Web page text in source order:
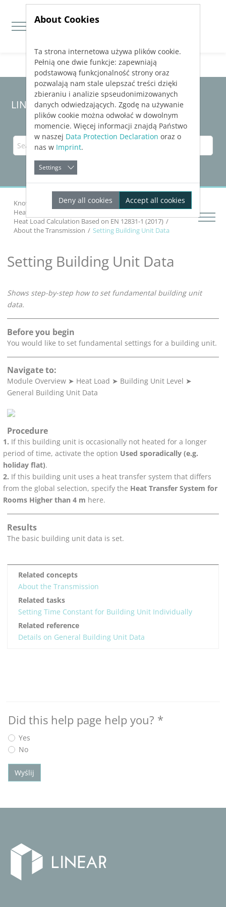
Jump directly to main navigation
Jump directly to content
LINEAR Solutions25for Revit
Knowledge Base Revit
Analyzing Buildings
Heat Load
Heat Load Calculation Based on EN 12831-1 (2017)
About the Transmission
Setting Building Unit Data
Setting Building Unit Data
Shows step-by-step how to set fundamental building unit
data.
Before you begin
You would like to set fundamental settings for a building unit.
Navigate to:
Module Overview ➤ Heat Load ➤ Building Unit Level ➤
General Building Unit Data
Procedure
If this building unit is occasionally not heated for a longer
period of time, activate the option Used sporadically (e.g.
holiday flat).
If this building unit uses a heat transfer system that differs
from the global selection, specify the Heat Transfer System for
Rooms Higher than 4 m here.
Results
The basic building unit data is set.
Related concepts
About the Transmission
Related tasks
Setting Time Constant for Building Unit Individually
Related reference
Details on General Building Unit Data
Did this help page help you? *
Yes
No
Wyślij
About Cookies
Ta strona internetowa używa plików cookie.
Pełnią one dwie funkcje: zapewniają
podstawową funkcjonalność strony oraz
pozwalają nam stale ulepszać treści dzięki
zbieraniu i analizie spseudonimizowanych
danych odwiedzających. Zgodę na używanie
plików cookie można odwołać w dowolnym
momencie. Więcej informacji znajdą Państwo
w naszej Data Protection Declaration oraz o
nas w Imprint.
Settings
Deny all cookies Accept all cookies